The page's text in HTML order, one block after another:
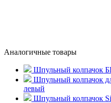
Аналогичные товары
Шпульный колпачок
Шпульный колпачок
левый
Шпульный колпачок